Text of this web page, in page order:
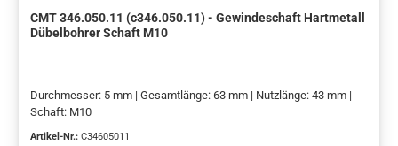
CMT 346.050.11 (c346.050.11) - Gewindeschaft Hartmetall
Dübelbohrer Schaft M10
Durchmesser: 5 mm | Gesamtlänge: 63 mm | Nutzlänge: 43 mm |
Schaft: M10
Artikel-Nr.: C34605011